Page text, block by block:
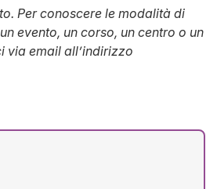
Per conoscere le modalità di
evento, un corso, un centro o un
via email all’indirizzo